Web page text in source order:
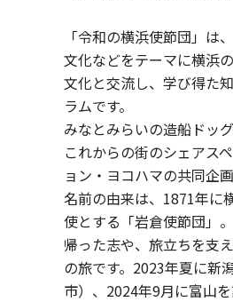
「令和の横浜使節団」は
文化などをテーマに横浜
文化と交流し、学び得た
ラムです。
みなとみらいの造船ドッ
これからの街のシェアス
ョン・ヨコハマの共同企
名前の由来は、1871年に
使とする「岩倉使節団」
帰った志や、旅立ちを支
の旅です。2023年夏に新
市）、2024年9月に富山を